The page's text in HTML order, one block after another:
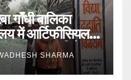
गाँधी बालिका
में आर्टिफीसियल
प्रारंभ : दिनेश
SHARMA